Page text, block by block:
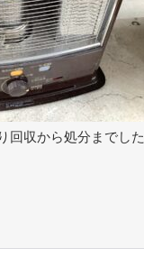
回収から処分までした